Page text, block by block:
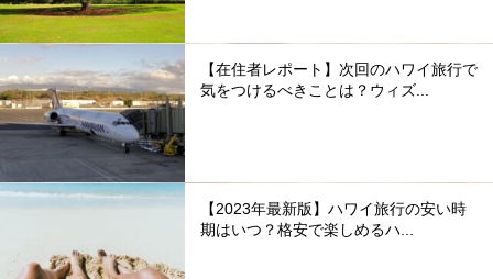
【在住者レポート】次回のハワイ旅行で
気をつけるべきことは？ウィズ...
【2023年最新版】ハワイ旅行の安い時
期はいつ？格安で楽しめるハ...